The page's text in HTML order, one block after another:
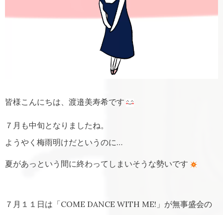
皆様こんにちは、渡邉美寿希です
７月も中旬となりましたね。
ようやく梅雨明けだというのに…
夏があっという間に終わってしまいそうな勢いです
７月１１日は「COME DANCE WITH ME!」が無事盛会の